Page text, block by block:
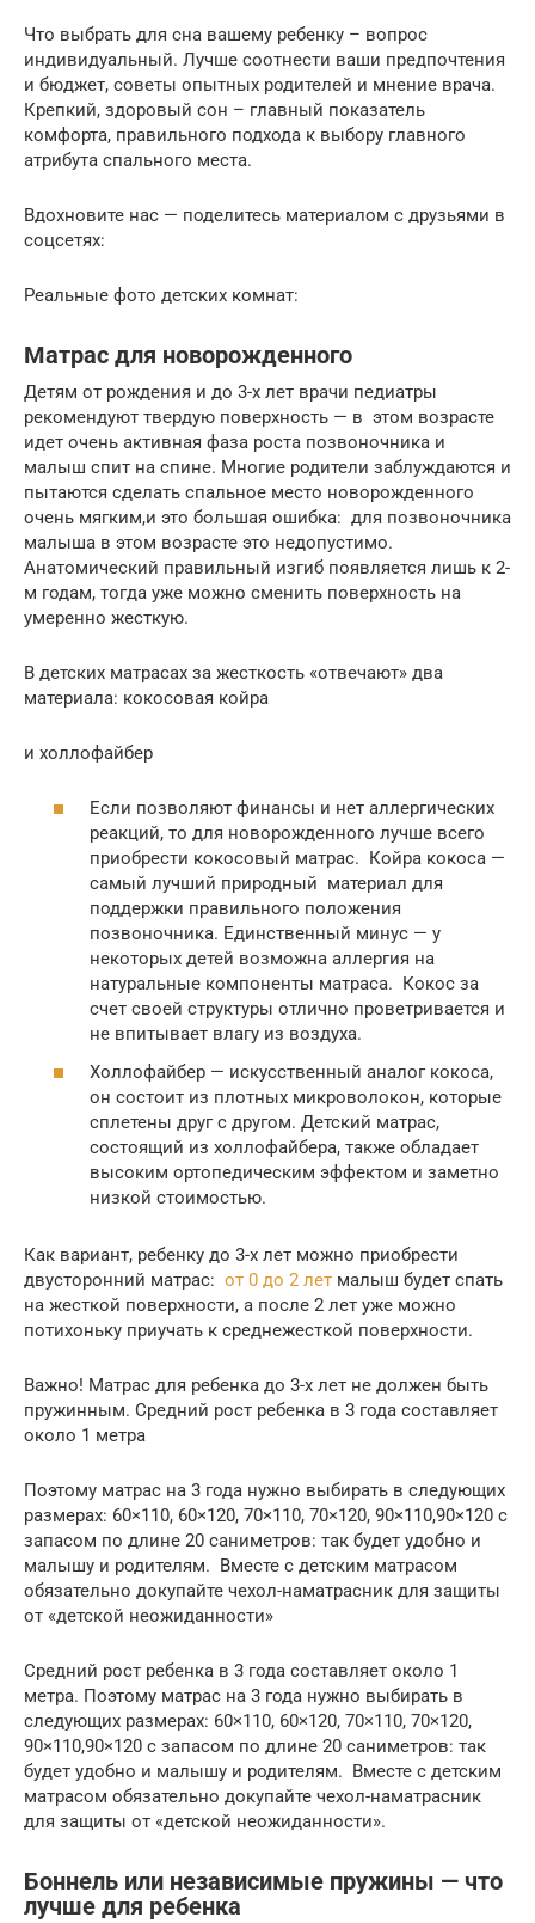
Что выбрать для сна вашему ребенку – вопрос
индивидуальный. Лучше соотнести ваши предпочтения
и бюджет, советы опытных родителей и мнение врача.
Крепкий, здоровый сон – главный показатель
комфорта, правильного подхода к выбору главного
атрибута спального места.
Вдохновите нас — поделитесь материалом с друзьями в
соцсетях:
Реальные фото детских комнат:
Матрас для новорожденного
Детям от рождения и до 3-х лет врачи педиатры
рекомендуют твердую поверхность — в этом возрасте
идет очень активная фаза роста позвоночника и
малыш спит на спине. Многие родители заблуждаются и
пытаются сделать спальное место новорожденного
очень мягким,и это большая ошибка: для позвоночника
малыша в этом возрасте это недопустимо.
Анатомический правильный изгиб появляется лишь к 2-
м годам, тогда уже можно сменить поверхность на
умеренно жесткую.
В детских матрасах за жесткость «отвечают» два
материала: кокосовая койра
и холлофайбер
Если позволяют финансы и нет аллергических
реакций, то для новорожденного лучше всего
приобрести кокосовый матрас. Койра кокоса —
самый лучший природный материал для
поддержки правильного положения
позвоночника. Единственный минус — у
некоторых детей возможна аллергия на
натуральные компоненты матраса. Кокос за
счет своей структуры отлично проветривается и
не впитывает влагу из воздуха.
Холлофайбер — искусственный аналог кокоса,
он состоит из плотных микроволокон, которые
сплетены друг с другом. Детский матрас,
состоящий из холлофайбера, также обладает
высоким ортопедическим эффектом и заметно
низкой стоимостью.
Как вариант, ребенку до 3-х лет можно приобрести
двусторонний матрас: от 0 до 2 лет малыш будет спать
на жесткой поверхности, а после 2 лет уже можно
потихоньку приучать к среднежесткой поверхности.
Важно! Матрас для ребенка до 3-х лет не должен быть
пружинным. Средний рост ребенка в 3 года составляет
около 1 метра
Поэтому матрас на 3 года нужно выбирать в следующих
размерах: 60×110, 60×120, 70×110, 70×120, 90×110,90×120 с
запасом по длине 20 саниметров: так будет удобно и
малышу и родителям. Вместе с детским матрасом
обязательно докупайте чехол-наматрасник для защиты
от «детской неожиданности»
Средний рост ребенка в 3 года составляет около 1
метра. Поэтому матрас на 3 года нужно выбирать в
следующих размерах: 60×110, 60×120, 70×110, 70×120,
90×110,90×120 с запасом по длине 20 саниметров: так
будет удобно и малышу и родителям. Вместе с детским
матрасом обязательно докупайте чехол-наматрасник
для защиты от «детской неожиданности».
Боннель или независимые пружины — что
лучше для ребенка